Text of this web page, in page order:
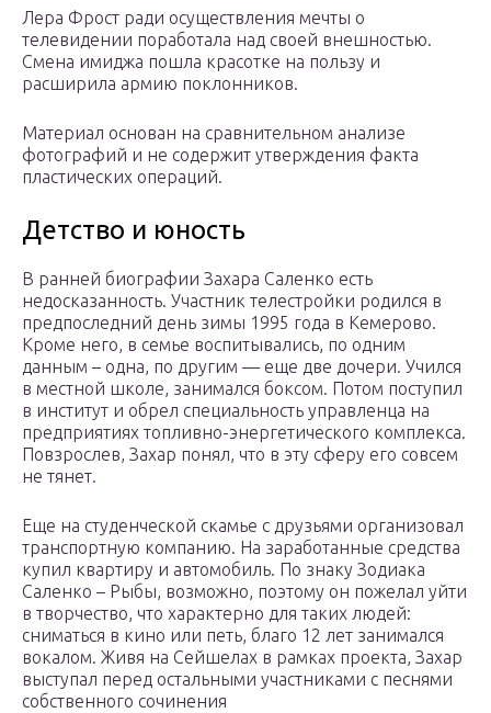
Лера Фрост ради осуществления мечты о
телевидении поработала над своей внешностью.
Смена имиджа пошла красотке на пользу и
расширила армию поклонников.
Материал основан на сравнительном анализе
фотографий и не содержит утверждения факта
пластических операций.
Детство и юность
В ранней биографии Захара Саленко есть
недосказанность. Участник телестройки родился в
предпоследний день зимы 1995 года в Кемерово.
Кроме него, в семье воспитывались, по одним
данным – одна, по другим — еще две дочери. Учился
в местной школе, занимался боксом. Потом поступил
в институт и обрел специальность управленца на
предприятиях топливно-энергетического комплекса.
Повзрослев, Захар понял, что в эту сферу его совсем
не тянет.
Еще на студенческой скамье с друзьями организовал
транспортную компанию. На заработанные средства
купил квартиру и автомобиль. По знаку Зодиака
Саленко – Рыбы, возможно, поэтому он пожелал уйти
в творчество, что характерно для таких людей:
сниматься в кино или петь, благо 12 лет занимался
вокалом. Живя на Сейшелах в рамках проекта, Захар
выступал перед остальными участниками с песнями
собственного сочинения